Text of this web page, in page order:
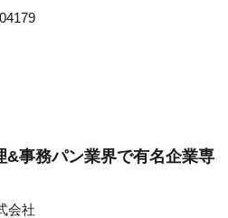
&事務パン業界で有名企業専
会社